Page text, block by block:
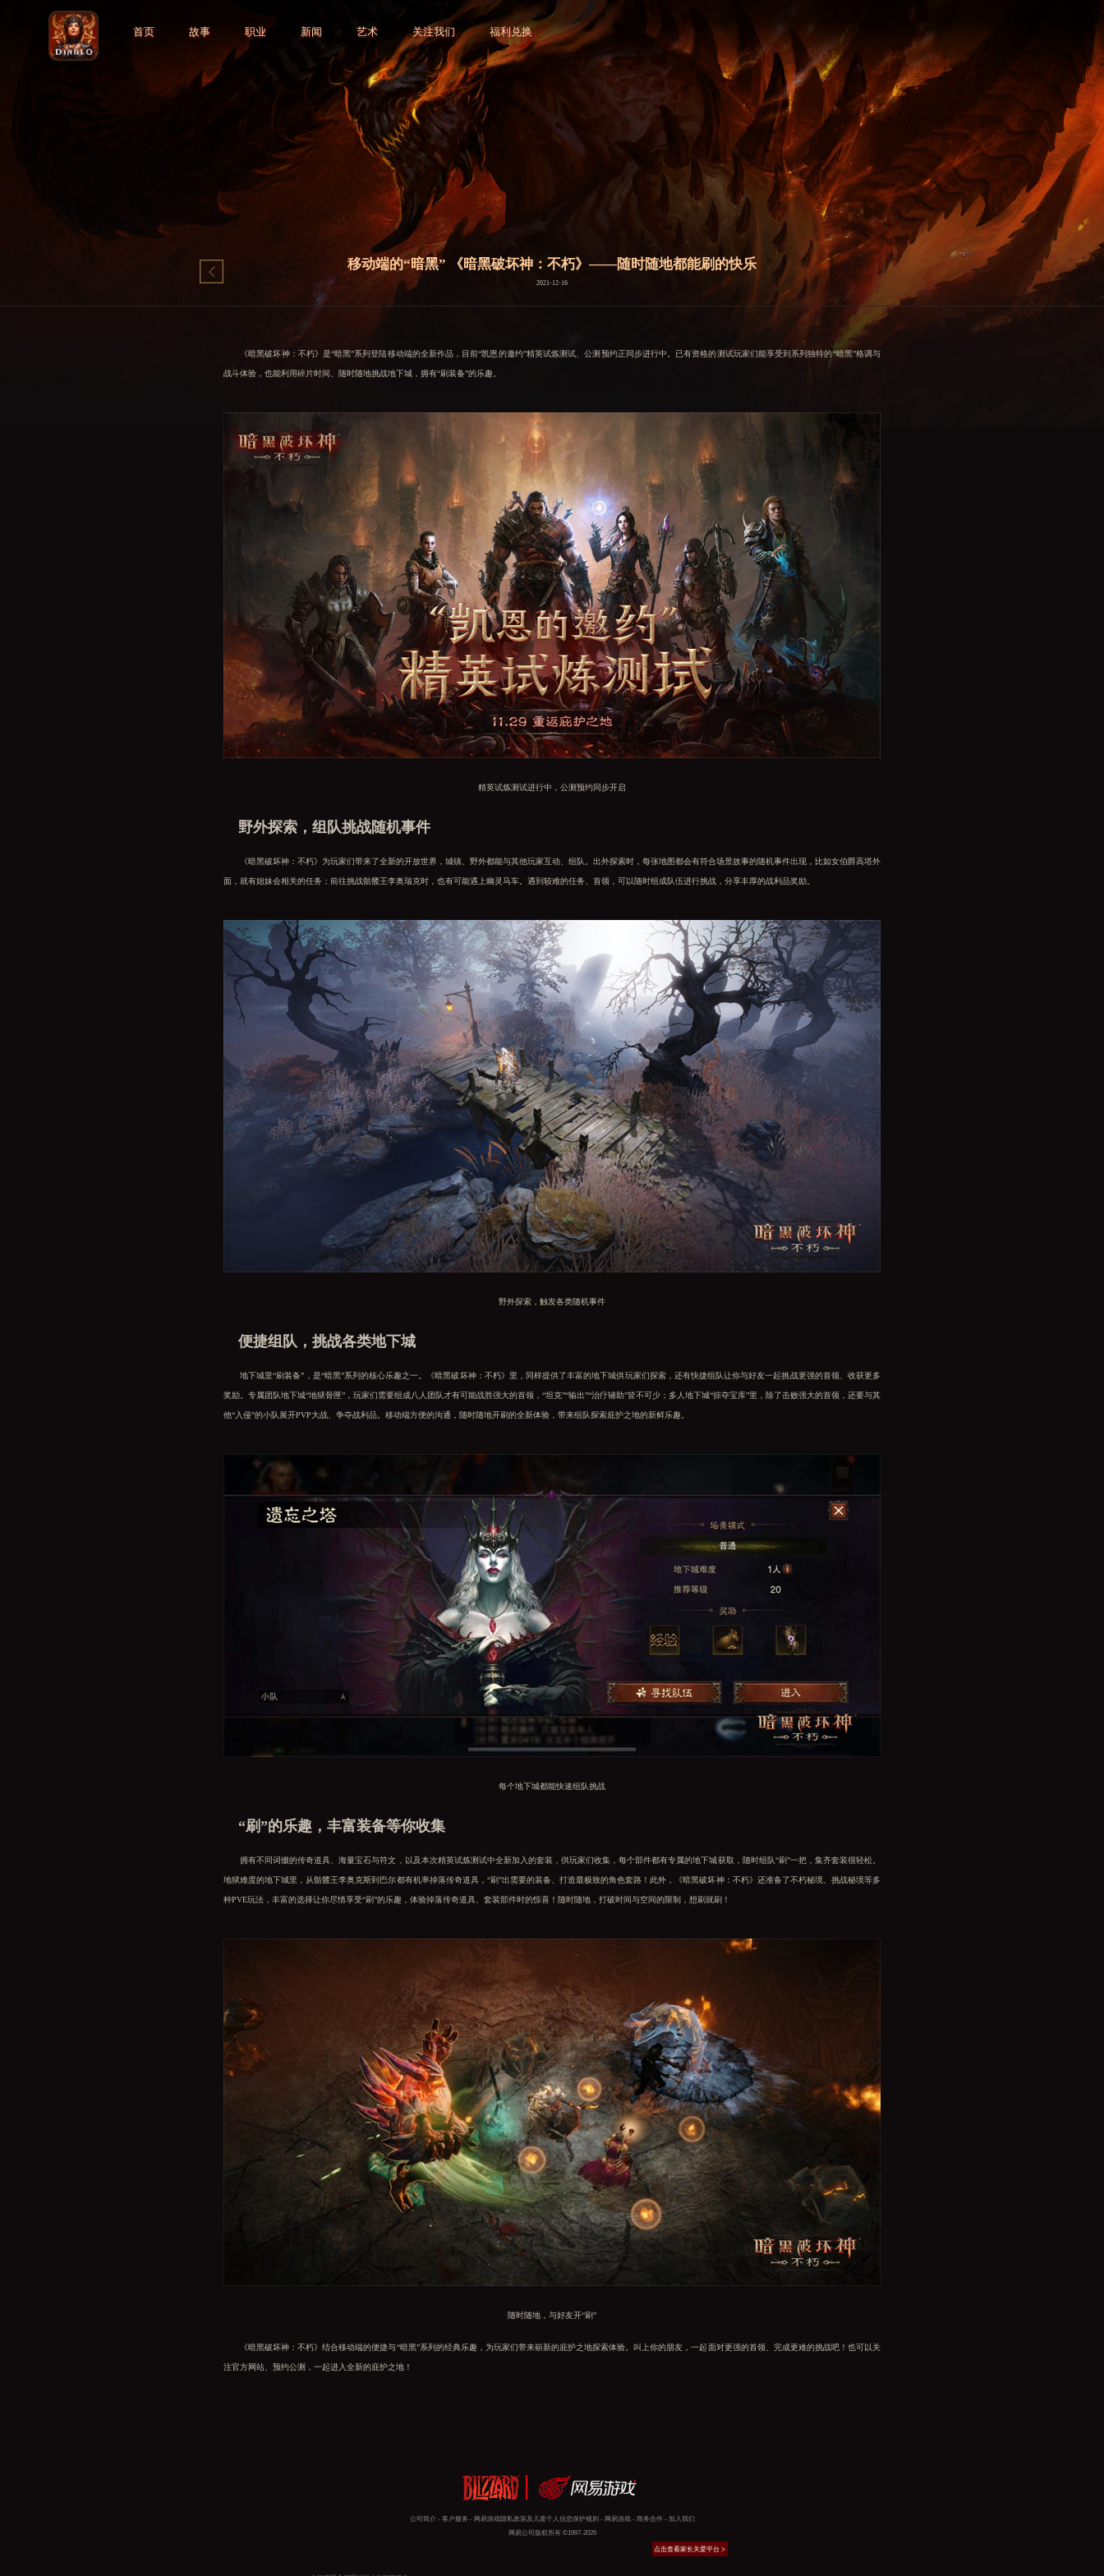
首页 故事 职业 新闻 艺术 关注我们 福利兑换
移动端的“暗黑” 《暗黑破坏神：不朽》——随时随地都能刷的快乐
2021-12-16
《暗黑破坏神：不朽》是“暗黑”系列登陆移动端的全新作品，目前“凯恩的邀约”精英试炼测试、公测预约正同步进行中。已有资格的测试玩家们能享受到系列独特的“暗黑”格调与
战斗体验，也能利用碎片时间、随时随地挑战地下城，拥有“刷装备”的乐趣。
精英试炼测试进行中，公测预约同步开启
野外探索，组队挑战随机事件
《暗黑破坏神：不朽》为玩家们带来了全新的开放世界，城镇、野外都能与其他玩家互动、组队。出外探索时，每张地图都会有符合场景故事的随机事件出现，比如女伯爵高塔外
面，就有姐妹会相关的任务；前往挑战骷髅王李奥瑞克时，也有可能遇上幽灵马车。遇到较难的任务、首领，可以随时组成队伍进行挑战，分享丰厚的战利品奖励。
野外探索，触发各类随机事件
便捷组队，挑战各类地下城
地下城里“刷装备”，是“暗黑”系列的核心乐趣之一。《暗黑破坏神：不朽》里，同样提供了丰富的地下城供玩家们探索，还有快捷组队让你与好友一起挑战更强的首领、收获更多
奖励。专属团队地下城“地狱骨匣”，玩家们需要组成八人团队才有可能战胜强大的首领，“坦克”“输出”“治疗辅助”皆不可少；多人地下城“掠夺宝库”里，除了击败强大的首领，还要与其
他“入侵”的小队展开PVP大战、争夺战利品。移动端方便的沟通，随时随地开刷的全新体验，带来组队探索庇护之地的新鲜乐趣。
每个地下城都能快速组队挑战
“刷”的乐趣，丰富装备等你收集
拥有不同词缀的传奇道具、海量宝石与符文，以及本次精英试炼测试中全新加入的套装，供玩家们收集，每个部件都有专属的地下城获取，随时组队“刷”一把，集齐套装很轻松。
地狱难度的地下城里，从骷髅王李奥克斯到巴尔都有机率掉落传奇道具，“刷”出需要的装备、打造最极致的角色套路！此外，《暗黑破坏神：不朽》还准备了不朽秘境、挑战秘境等多
种PVE玩法，丰富的选择让你尽情享受“刷”的乐趣，体验掉落传奇道具、套装部件时的惊喜！随时随地，打破时间与空间的限制，想刷就刷！
随时随地，与好友开“刷”
《暗黑破坏神：不朽》结合移动端的便捷与“暗黑”系列的经典乐趣，为玩家们带来崭新的庇护之地探索体验。叫上你的朋友，一起面对更强的首领、完成更难的挑战吧！也可以关
注官方网站、预约公测，一起进入全新的庇护之地！
公司简介- 客户服务- 网易游戏隐私政策及儿童个人信息保护规则- 网易游戏- 商务合作- 加入我们
网易公司版权所有 ©1997-2026
点击查看家长关爱平台 >